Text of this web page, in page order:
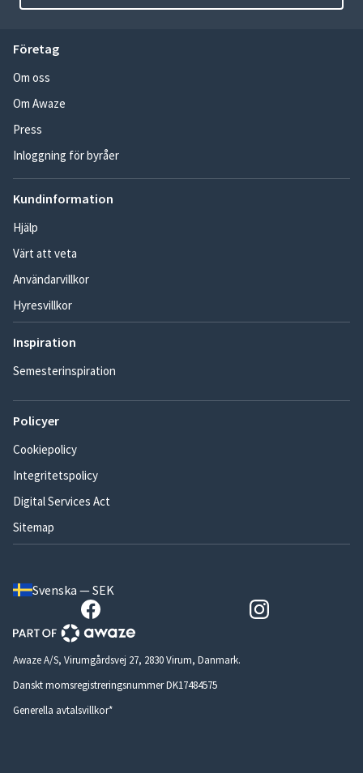
Företag
Om oss
Om Awaze
Press
Inloggning för byråer
Kundinformation
Hjälp
Värt att veta
Användarvillkor
Hyresvillkor
Inspiration
Semesterinspiration
Policyer
Cookiepolicy
Integritetspolicy
Digital Services Act
Sitemap
Svenska — SEK
Awaze A/S, Virumgårdsvej 27, 2830 Virum, Danmark.
Danskt momsregistreringsnummer DK17484575
Generella avtalsvillkor*